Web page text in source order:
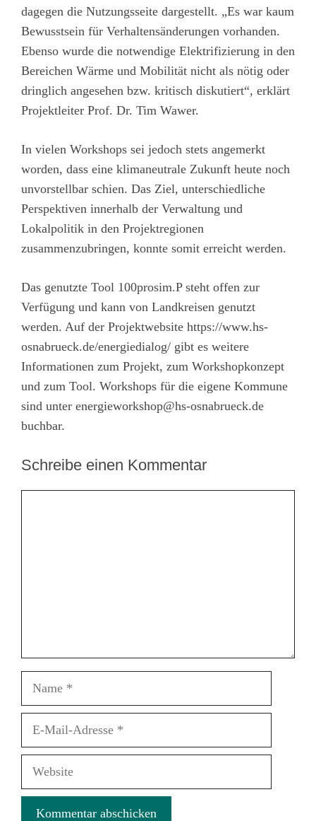
dagegen die Nutzungsseite dargestellt. „Es war kaum
Bewusstsein für Verhaltensänderungen vorhanden.
Ebenso wurde die notwendige Elektrifizierung in den
Bereichen Wärme und Mobilität nicht als nötig oder
dringlich angesehen bzw. kritisch diskutiert“, erklärt
Projektleiter Prof. Dr. Tim Wawer.
In vielen Workshops sei jedoch stets angemerkt
worden, dass eine klimaneutrale Zukunft heute noch
unvorstellbar schien. Das Ziel, unterschiedliche
Perspektiven innerhalb der Verwaltung und
Lokalpolitik in den Projektregionen
zusammenzubringen, konnte somit erreicht werden.
Das genutzte Tool 100prosim.P steht offen zur
Verfügung und kann von Landkreisen genutzt
werden. Auf der Projektwebsite https://www.hs-
osnabrueck.de/energiedialog/ gibt es weitere
Informationen zum Projekt, zum Workshopkonzept
und zum Tool. Workshops für die eigene Kommune
sind unter energieworkshop@hs-osnabrueck.de
buchbar.
Schreibe einen Kommentar
Name
Website